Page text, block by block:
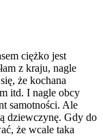
ciężko jest
z kraju, nagle
że kochana
itd. I nagle obcy
samotności. Ale
dziewczynę. Gdy do
że wcale taka